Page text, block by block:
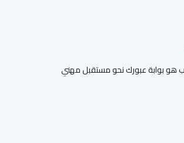
هو بوابة عبورك نحو مستقبل مهني